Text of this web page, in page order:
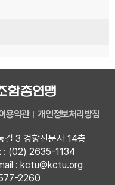
용약관 개인정보처리방침
3 경향신문사 14층
(02) 2635-1134
: kctu@kctu.org
2260